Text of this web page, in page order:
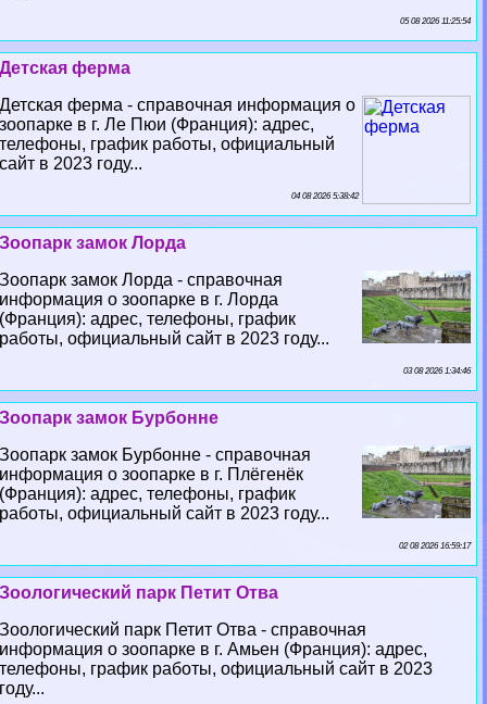
05 08 2026 11:25:54
Детская ферма
Детская ферма - справочная информация о
зоопарке в г. Ле Пюи (Франция): адрес,
телефоны, график работы, официальный
сайт в 2023 году...
04 08 2026 5:38:42
Зоопарк замок Лорда
Зоопарк замок Лорда - справочная
информация о зоопарке в г. Лорда
(Франция): адрес, телефоны, график
работы, официальный сайт в 2023 году...
03 08 2026 1:34:46
Зоопарк замок Бурбонне
Зоопарк замок Бурбонне - справочная
информация о зоопарке в г. Плёгенёк
(Франция): адрес, телефоны, график
работы, официальный сайт в 2023 году...
02 08 2026 16:59:17
Зоологический парк Петит Отва
Зоологический парк Петит Отва - справочная
информация о зоопарке в г. Амьен (Франция): адрес,
телефоны, график работы, официальный сайт в 2023
году...